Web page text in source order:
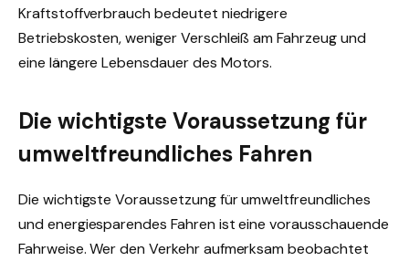
Kraftstoffverbrauch bedeutet niedrigere
Betriebskosten, weniger Verschleiß am Fahrzeug und
eine längere Lebensdauer des Motors.
Die wichtigste Voraussetzung für
umweltfreundliches Fahren
Die wichtigste Voraussetzung für umweltfreundliches
und energiesparendes Fahren ist eine vorausschauende
Fahrweise. Wer den Verkehr aufmerksam beobachtet